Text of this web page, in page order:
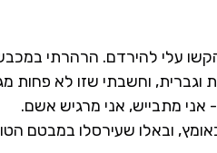
עלי להירדם. הרהרתי
וגברית, וחשבתי שזו לא פחות
אני מתבייש, אני מרגיש אשם.
ובאלו שעירסלו במבטם